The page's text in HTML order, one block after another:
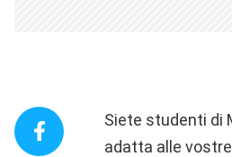
Siete studenti di
adatta alle